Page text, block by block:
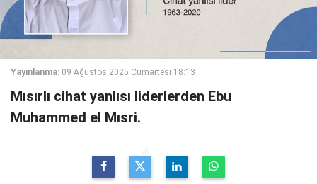
Yayınlanma: 09 Ağustos 2025 Cumartesi 18:13
Mısırlı cihat yanlısı liderlerden Ebu
Muhammed el Mısri.